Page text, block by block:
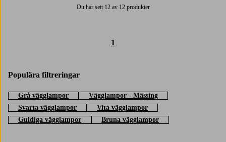
Du har sett 12 av 12 produkter
1
Populära filtreringar
Grå vägglampor
Vägglampor - Mässing
Svarta vägglampor
Vita vägglampor
Guldiga vägglampor
Bruna vägglampor